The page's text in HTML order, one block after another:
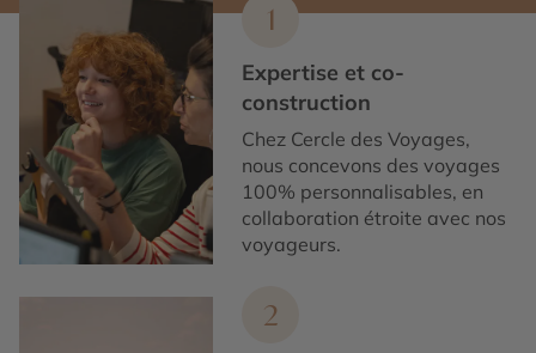
1
Expertise et co-
construction
Chez Cercle des Voyages,
nous concevons des voyages
100% personnalisables, en
collaboration étroite avec nos
voyageurs.
2